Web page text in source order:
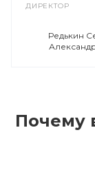
ДИРЕКТОР
Редькин
Почему